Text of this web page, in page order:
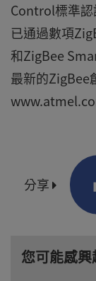
Control標準
已通過數項
和ZigBee
最新的ZigBee
分享
您可能感